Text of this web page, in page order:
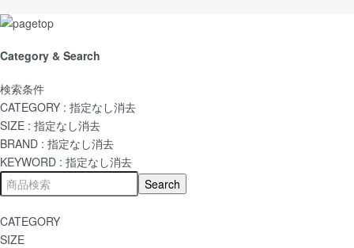
Category & Search
検索条件
CATEGORY : 指定なし消去
SIZE : 指定なし消去
BRAND : 指定なし消去
KEYWORD : 指定なし消去
CATEGORY
SIZE